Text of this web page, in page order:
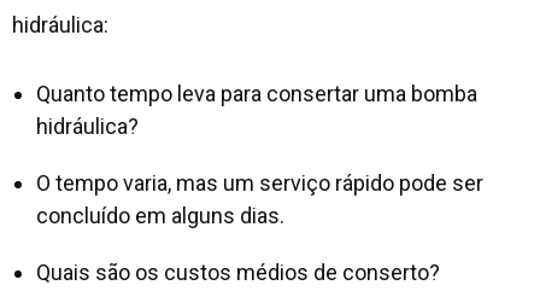
hidráulica:
Quanto tempo leva para consertar uma bomba
hidráulica?
O tempo varia, mas um serviço rápido pode ser
concluído em alguns dias.
Quais são os custos médios de conserto?